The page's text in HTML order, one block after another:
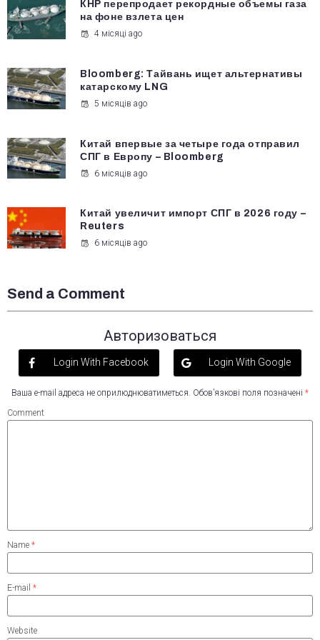
КНР перепродает рекордные объемы газа
на фоне взлета цен
4 місяці ago
Bloomberg: Тайвань ищет альтернативы
катарскому LNG
5 місяців ago
Китай впервые за четыре года отправил
СПГ в Европу – Bloomberg
6 місяців ago
Китай увеличит импорт СПГ в 2026 году –
Reuters
6 місяців ago
Send a Comment
Авторизоваться
Login With Facebook Login With Google
Ваша e-mail адреса не оприлюднюватиметься. Обов’язкові поля позначені *
Comment
Name *
E-mail *
Website